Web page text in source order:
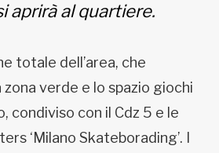
aprirà al quartiere.
totale dell’area, che
verde e lo spazio giochi
condiviso con il Cdz 5 e le
‘Milano Skateborading’. I